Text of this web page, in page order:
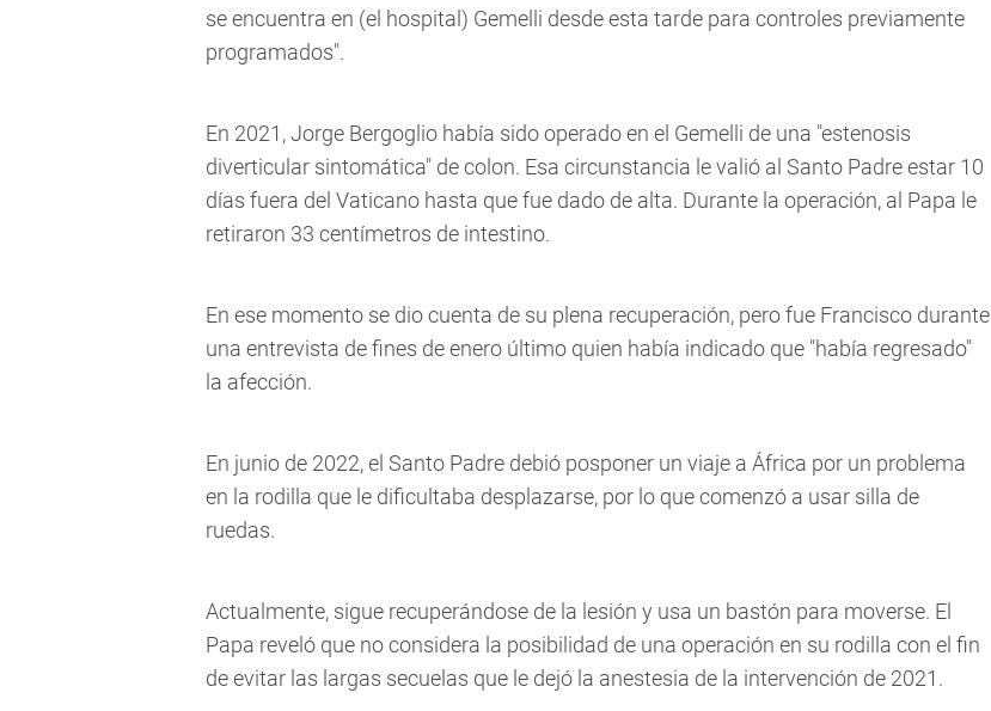
se encuentra en (el hospital) Gemelli desde esta tarde para controles previamente
programados".
En 2021, Jorge Bergoglio había sido operado en el Gemelli de una "estenosis
diverticular sintomática" de colon. Esa circunstancia le valió al Santo Padre estar 10
días fuera del Vaticano hasta que fue dado de alta. Durante la operación, al Papa le
retiraron 33 centímetros de intestino.
En ese momento se dio cuenta de su plena recuperación, pero fue Francisco durante
una entrevista de fines de enero último quien había indicado que "había regresado"
la afección.
En junio de 2022, el Santo Padre debió posponer un viaje a África por un problema
en la rodilla que le dificultaba desplazarse, por lo que comenzó a usar silla de
ruedas.
Actualmente, sigue recuperándose de la lesión y usa un bastón para moverse. El
Papa reveló que no considera la posibilidad de una operación en su rodilla con el fin
de evitar las largas secuelas que le dejó la anestesia de la intervención de 2021.